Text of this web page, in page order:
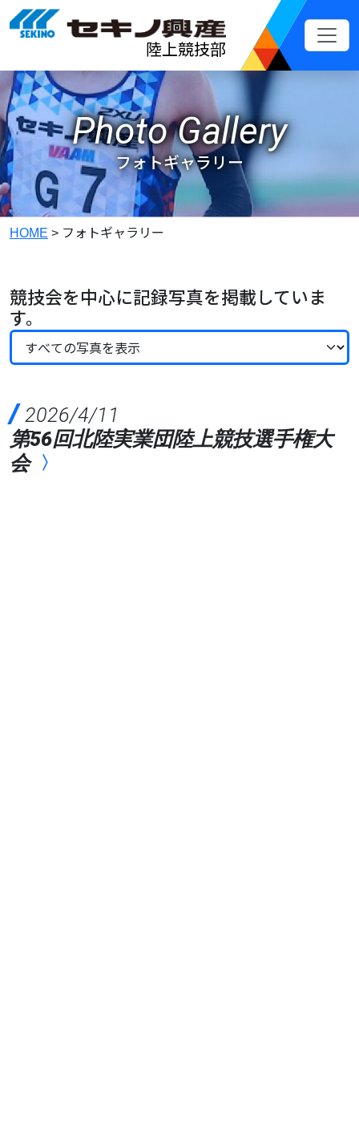
メインコンテンツへスキップ
陸上競技部
Photo Gallery
フォトギャラリー
HOME > フォトギャラリー
競技会を中心に記録写真を掲載していま
す。
2026/4/11
第56回北陸実業団陸上競技選手権大
会